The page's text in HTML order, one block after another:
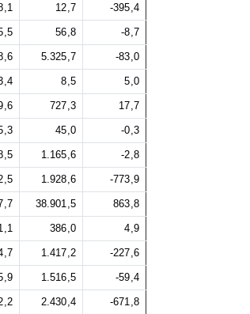
12,7 -395,4
56,8 -8,7
5.325,7 -83,0
8,5 5,0
727,3 17,7
45,0 -0,3
1.165,6 -2,8
1.928,6 -773,9
38.901,5 863,8
386,0 4,9
1.417,2 -227,6
1.516,5 -59,4
2.430,4 -671,8